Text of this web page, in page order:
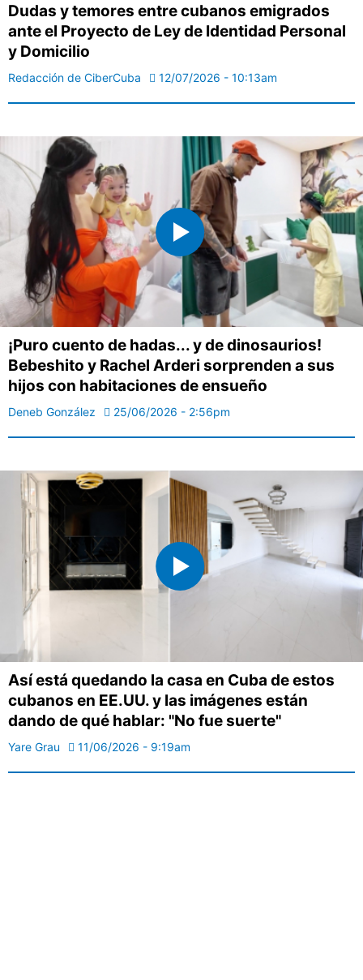
Dudas y temores entre cubanos emigrados
ante el Proyecto de Ley de Identidad Personal
y Domicilio
Redacción de CiberCuba 12/07/2026 - 10:13am
¡Puro cuento de hadas... y de dinosaurios!
Bebeshito y Rachel Arderi sorprenden a sus
hijos con habitaciones de ensueño
Deneb González 25/06/2026 - 2:56pm
Así está quedando la casa en Cuba de estos
cubanos en EE.UU. y las imágenes están
dando de qué hablar: "No fue suerte"
Yare Grau 11/06/2026 - 9:19am